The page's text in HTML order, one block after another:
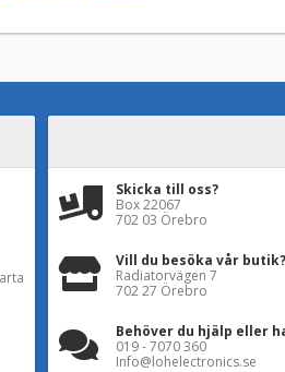
Skicka till oss?
Box 22067
702 03 Örebro
Vill du besöka vår butik?
Radiatorvägen 7
702 27 Örebro
Behöver du hjälp eller
019 - 7070 360
Info@lohelectronics.se